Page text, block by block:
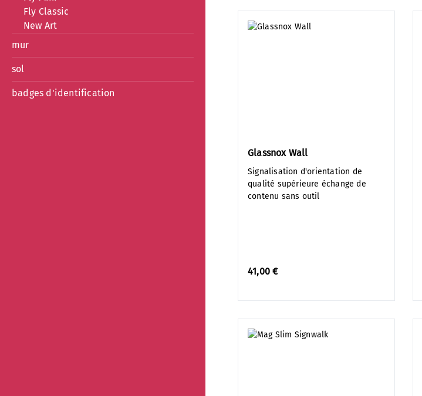
Fly Classic
New Art
mur
sol
badges d'identification
Glassnox Wall
Signalisation d'orientation de
qualité supérieure échange de
contenu sans outil
41,00 €